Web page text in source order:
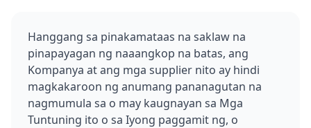
Hanggang sa pinakamataas na saklaw na
pinapayagan ng naaangkop na batas, ang
Kompanya at ang mga supplier nito ay hindi
magkakaroon ng anumang pananagutan na
nagmumula sa o may kaugnayan sa Mga
Tuntuning ito o sa Iyong paggamit ng, o